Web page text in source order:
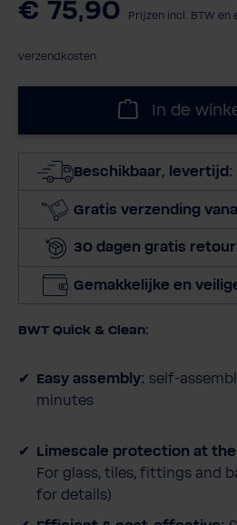
€ 75,90 Prijzen incl. BTW en
verzendkosten
In de
Beschikbaar, levertijd:
Gratis verzending
30 dagen gratis
Gemakkelijke en
BWT Quick & Clean:
Easy assembly: self-
minutes
Limescale protection at
For glass, tiles, fittings and
for details)